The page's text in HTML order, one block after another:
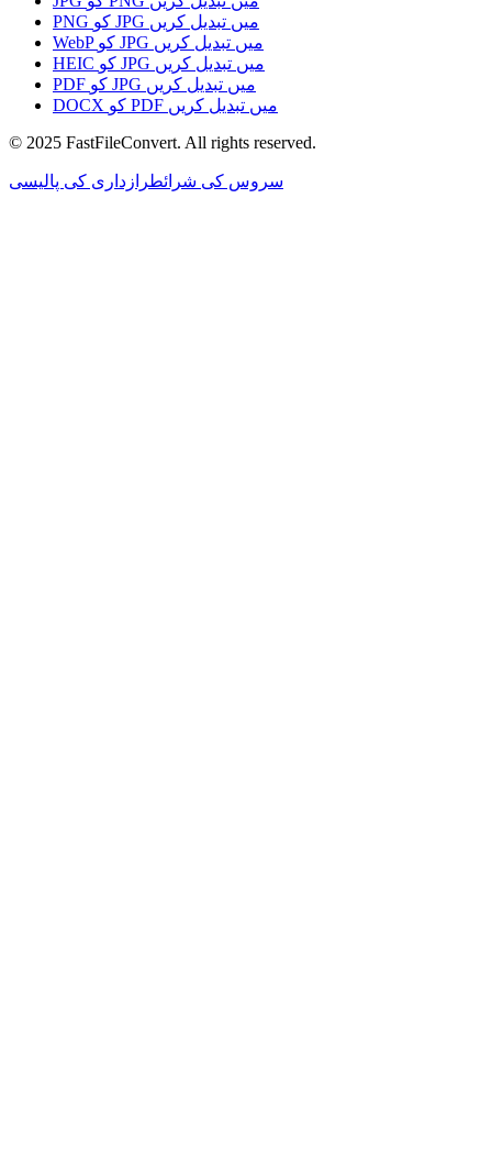
PNG کو JPG میں تبدیل کریں
WebP کو JPG میں تبدیل کریں
HEIC کو JPG میں تبدیل کریں
PDF کو JPG میں تبدیل کریں
DOCX کو PDF میں تبدیل کریں
© 2025 FastFileConvert. All rights reserved.
سروس کی شرائطرازداری کی پالیسی